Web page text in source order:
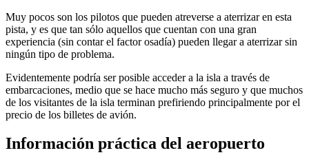
Muy pocos son los pilotos que pueden atreverse a aterrizar en esta
pista, y es que tan sólo aquellos que cuentan con una gran
experiencia (sin contar el factor osadía) pueden llegar a aterrizar sin
ningún tipo de problema.
Evidentemente podría ser posible acceder a la isla a través de
embarcaciones, medio que se hace mucho más seguro y que muchos
de los visitantes de la isla terminan prefiriendo principalmente por el
precio de los billetes de avión.
Información práctica del aeropuerto